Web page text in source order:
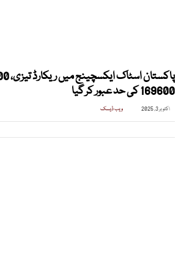
169600 کی حد عبور کر گیا
اکتوبر 3, 2025 ویب ڈیسک